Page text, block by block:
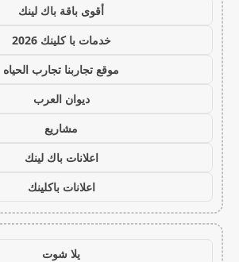
أقوى باقة باك لينك
خدمات با كلينك 2026
موقع تجاربنا تجارب الحياه
ديوان العرب
مشاريع
اعلانات باك لينك
اعلانات باكلينك
يلا شوت